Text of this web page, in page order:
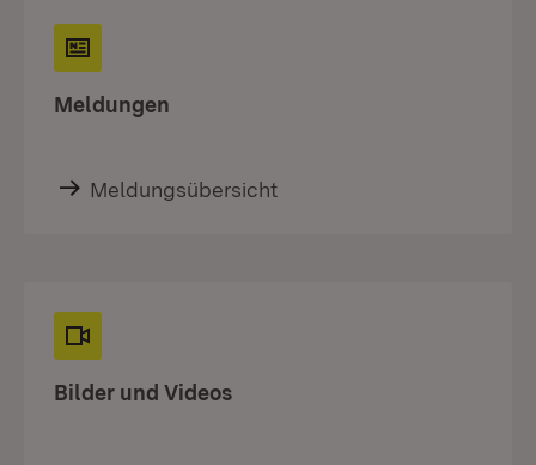
Meldungen
Meldungsübersicht
Bilder und Videos